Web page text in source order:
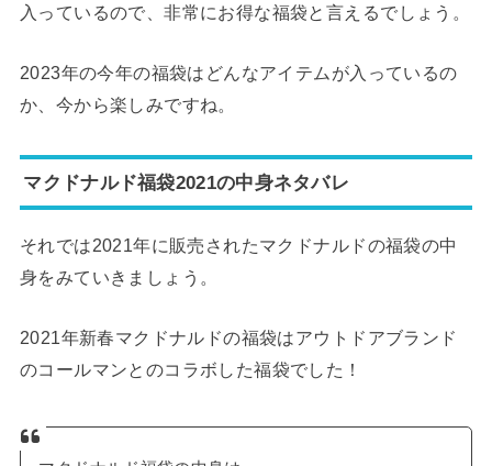
入っているので、非常にお得な福袋と言えるでしょう。
2023年の今年の福袋はどんなアイテムが入っているの
か、今から楽しみですね。
マクドナルド福袋2021の中身ネタバレ
それでは2021年に販売されたマクドナルドの福袋の中
身をみていきましょう。
2021年新春マクドナルドの福袋はアウトドアブランド
のコールマンとのコラボした福袋でした！